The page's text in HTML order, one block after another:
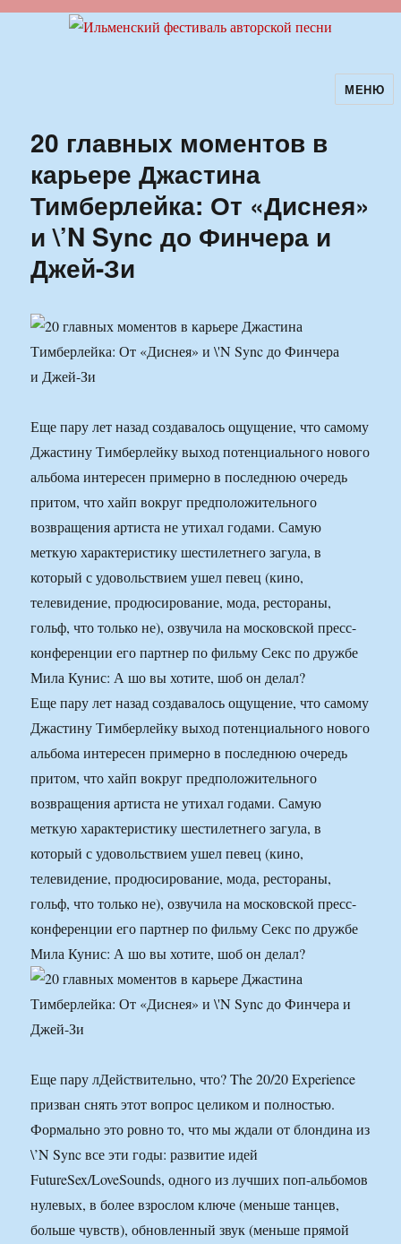
Ильменский фестиваль авторской
песни
МЕНЮ
20 главных моментов в
карьере Джастина
Тимберлейка: От «Диснея»
и \’N Sync до Финчера и
Джей-Зи
Еще пару лет назад создавалось ощущение, что самому
Джастину Тимберлейку выход потенциального нового
альбома интересен примерно в последнюю очередь
притом, что хайп вокруг предположительного
возвращения артиста не утихал годами. Самую
меткую характеристику шестилетнего загула, в
который с удовольствием ушел певец (кино,
телевидение, продюсирование, мода, рестораны,
гольф, что только не), озвучила на московской пресс-
конференции его партнер по фильму Секс по дружбе
Мила Кунис: А шо вы хотите, шоб он делал?
Еще пару лет назад создавалось ощущение, что самому
Джастину Тимберлейку выход потенциального нового
альбома интересен примерно в последнюю очередь
притом, что хайп вокруг предположительного
возвращения артиста не утихал годами. Самую
меткую характеристику шестилетнего загула, в
который с удовольствием ушел певец (кино,
телевидение, продюсирование, мода, рестораны,
гольф, что только не), озвучила на московской пресс-
конференции его партнер по фильму Секс по дружбе
Мила Кунис: А шо вы хотите, шоб он делал?
Еще пару лДействительно, что? The 20/20 Experience
призван снять этот вопрос целиком и полностью.
Формально это ровно то, что мы ждали от блондина из
\’N Sync все эти годы: развитие идей
FutureSex/LoveSounds, одного из лучших поп-альбомов
нулевых, в более взрослом ключе (меньше танцев,
больше чувств), обновленный звук (меньше прямой